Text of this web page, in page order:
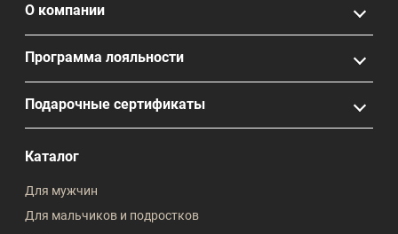
О компании
Программа лояльности
Подарочные сертификаты
Каталог
Для мужчин
Для мальчиков и подростков